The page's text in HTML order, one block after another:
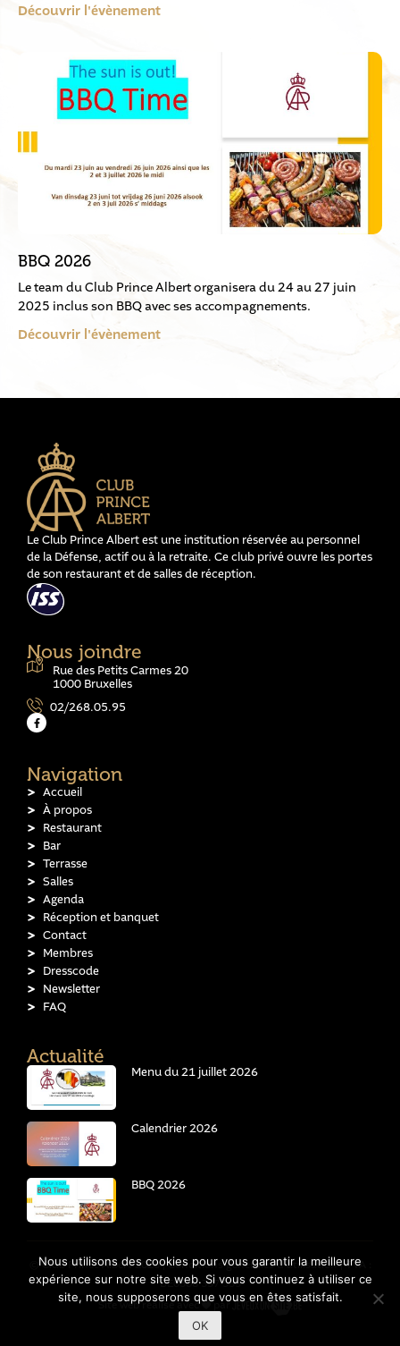
Découvrir l'évènement
BBQ 2026
Le team du Club Prince Albert organisera du 24 au 27 juin
2025 inclus son BBQ avec ses accompagnements.
Découvrir l'évènement
Le Club Prince Albert est une institution réservée au personnel
de la Défense, actif ou à la retraite. Ce club privé ouvre les portes
de son restaurant et de salles de réception.
Nous joindre
Rue des Petits Carmes 20
1000 Bruxelles
02/268.05.95
Navigation
Accueil
À propos
Restaurant
Bar
Terrasse
Salles
Agenda
Réception et banquet
Contact
Membres
Dresscode
Newsletter
FAQ
Actualité
Menu du 21 juillet 2026
Calendrier 2026
BBQ 2026
© Club Prince Albert 2026 |Conditions générales d'utilisation| TVA :
BE0308 357 555
Site web réalisé avec
par
Nous utilisons des cookies pour vous garantir la meilleure
expérience sur notre site web. Si vous continuez à utiliser ce
site, nous supposerons que vous en êtes satisfait.
OK